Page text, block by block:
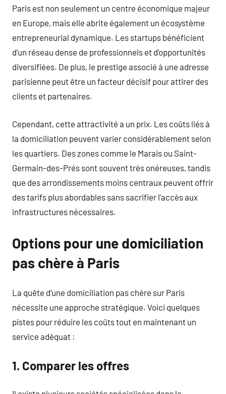
Paris est non seulement un centre économique majeur
en Europe, mais elle abrite également un écosystème
entrepreneurial dynamique. Les startups bénéficient
d’un réseau dense de professionnels et d’opportunités
diversifiées. De plus, le prestige associé à une adresse
parisienne peut être un facteur décisif pour attirer des
clients et partenaires.
Cependant, cette attractivité a un prix. Les coûts liés à
la domiciliation peuvent varier considérablement selon
les quartiers. Des zones comme le Marais ou Saint-
Germain-des-Prés sont souvent très onéreuses, tandis
que des arrondissements moins centraux peuvent offrir
des tarifs plus abordables sans sacrifier l’accès aux
infrastructures nécessaires.
Options pour une domiciliation
pas chère à Paris
La quête d’une domiciliation pas chère sur Paris
nécessite une approche stratégique. Voici quelques
pistes pour réduire les coûts tout en maintenant un
service adéquat :
1. Comparer les offres